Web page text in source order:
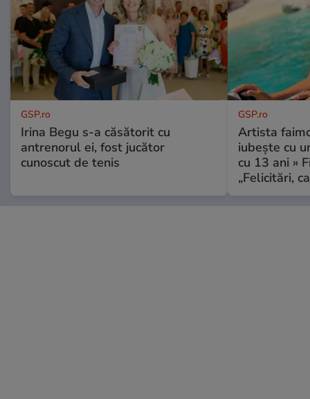
GSP.ro
Irina Begu s-a căsătorit cu
antrenorul ei, fost jucător
cunoscut de tenis
GSP.ro
Artista
iubește cu
cu 13 ani »
„Felicitări,